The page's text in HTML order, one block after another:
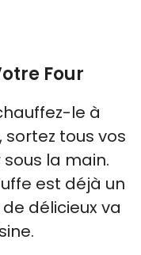
Four
le à
sortez tous vos
la main.
est déjà un
délicieux va